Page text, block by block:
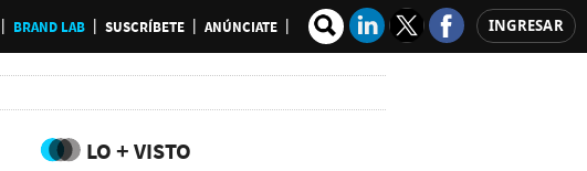
BRAND LAB SUSCRÍBETE ANÚNCIATE INGRESAR
LO + VISTO